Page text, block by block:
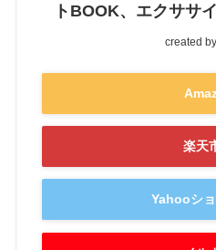
トBOOK、エクササ
created by
楽天
Yahooシ